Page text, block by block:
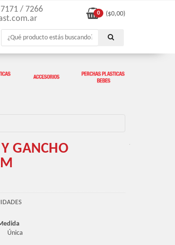
0 ($0,00)
/ 7266
GANCHO
Única